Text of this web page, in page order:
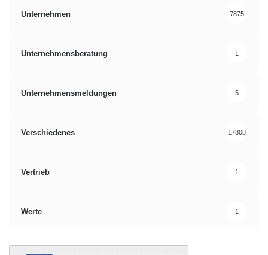
Unternehmen 7875
Unternehmensberatung 1
Unternehmensmeldungen 5
Verschiedenes 17808
Vertrieb 1
Werte 1